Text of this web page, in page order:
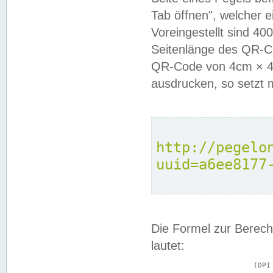
Tab öffnen", welcher
Voreingestellt sind
Seitenlänge des QR-
QR-Code von 4cm ×
ausdrucken, so setzt
http://
Die Formel zur
lautet: